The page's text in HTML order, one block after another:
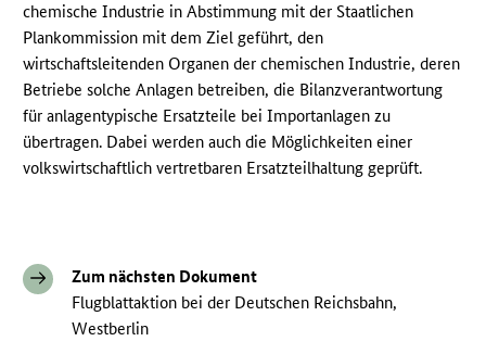
chemische Industrie in Abstimmung mit der Staatlichen
Plankommission mit dem Ziel geführt, den
wirtschaftsleitenden Organen der chemischen Industrie, deren
Betriebe solche Anlagen betreiben, die Bilanzverantwortung
für anlagentypische Ersatzteile bei Importanlagen zu
übertragen. Dabei werden auch die Möglichkeiten einer
volkswirtschaftlich vertretbaren Ersatzteilhaltung geprüft.
Zum nächsten Dokument
Flugblattaktion bei der Deutschen Reichsbahn,
Westberlin